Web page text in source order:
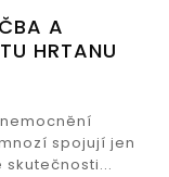
A
HRTANU
spojují jen